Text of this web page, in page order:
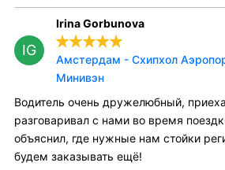
IG
Irina Gorbunova
Амстердам - Схипхол
Минивэн
Водитель очень дружелюбный,
разговаривал с нами во время
объяснил, где нужные нам стойки
будем заказывать ещё!